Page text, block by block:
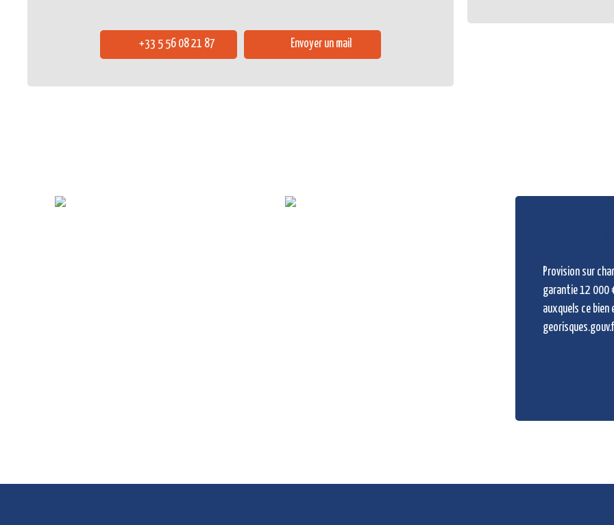
+33 5 56 08 21 87 Envoyer un mail
Provision sur
garantie 12 000
auxquels ce